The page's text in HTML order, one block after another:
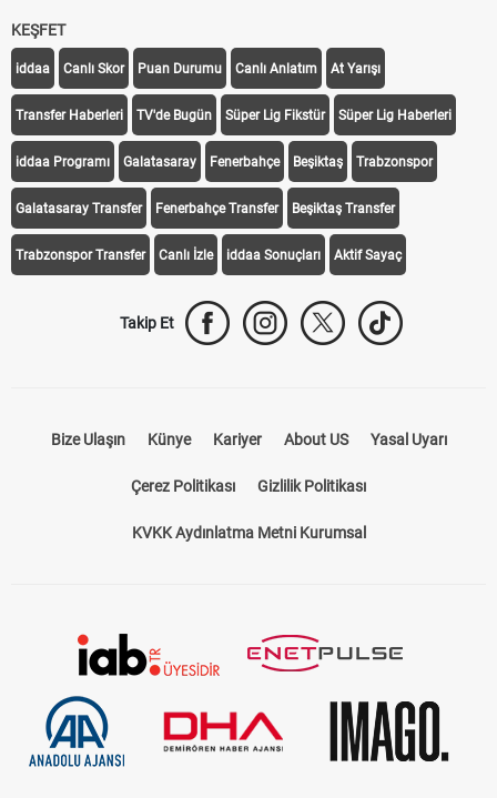
KEŞFET
iddaa Canlı Skor Puan Durumu Canlı Anlatım At Yarışı
Transfer Haberleri TV'de Bugün Süper Lig Fikstür Süper Lig Haberleri
iddaa Programı Galatasaray Fenerbahçe Beşiktaş Trabzonspor
Galatasaray Transfer Fenerbahçe Transfer Beşiktaş Transfer
Trabzonspor Transfer Canlı İzle iddaa Sonuçları Aktif Sayaç
Takip Et
Bize Ulaşın Künye Kariyer About US Yasal Uyarı
Çerez Politikası Gizlilik Politikası
KVKK Aydınlatma Metni Kurumsal